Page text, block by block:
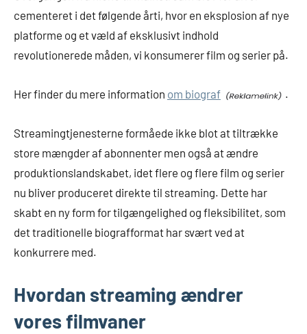
cementeret i det følgende årti, hvor en eksplosion af nye
platforme og et væld af eksklusivt indhold
revolutionerede måden, vi konsumerer film og serier på.
Her finder du mere information om biograf .
Streamingtjenesterne formåede ikke blot at tiltrække
store mængder af abonnenter men også at ændre
produktionslandskabet, idet flere og flere film og serier
nu bliver produceret direkte til streaming. Dette har
skabt en ny form for tilgængelighed og fleksibilitet, som
det traditionelle biografformat har svært ved at
konkurrere med.
Hvordan streaming ændrer
vores filmvaner